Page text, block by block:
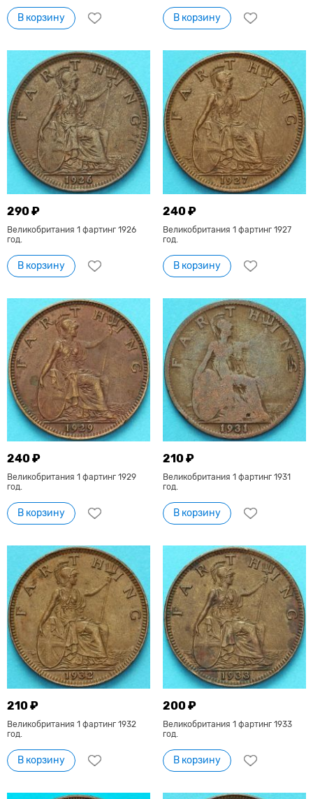
В корзину В корзину
290 ₽
Великобритания 1 фартинг 1926
год.
В корзину
240 ₽
Великобритания 1 фартинг 1927
год.
В корзину
240 ₽
Великобритания 1 фартинг 1929
год.
В корзину
210 ₽
Великобритания 1 фартинг 1931
год.
В корзину
210 ₽
Великобритания 1 фартинг 1932
год.
В корзину
200 ₽
Великобритания 1 фартинг 1933
год.
В корзину